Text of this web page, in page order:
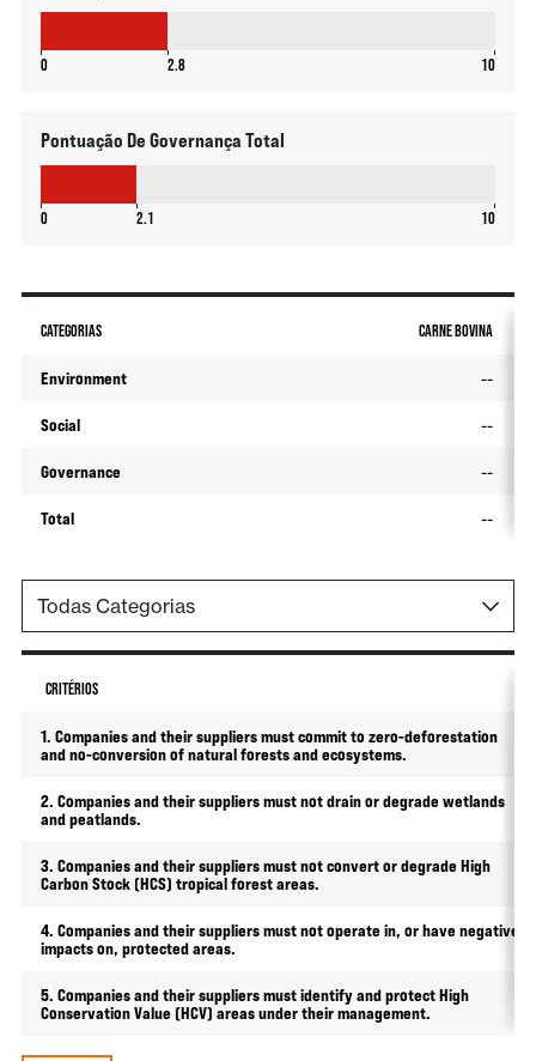
0 2.8 102.8
Pontuação De Governança Total
0 2.1 102.1
CATEGORIAS CARNE BOVINA
Environment --
Social --
Governance --
Total --
CRITÉRIOS
1. Companies and their suppliers must commit to zero-deforestation
and no-conversion of natural forests and ecosystems.
2. Companies and their suppliers must not drain or degrade wetlands
and peatlands.
3. Companies and their suppliers must not convert or degrade High
Carbon Stock (HCS) tropical forest areas.
4. Companies and their suppliers must not operate in, or have negative
impacts on, protected areas.
5. Companies and their suppliers must identify and protect High
Conservation Value (HCV) areas under their management.